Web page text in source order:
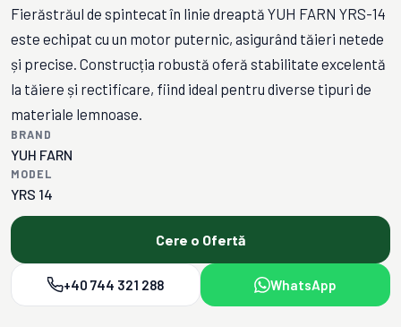
Fierăstrăul de spintecat în linie dreaptă YUH FARN YRS-14
este echipat cu un motor puternic, asigurând tăieri netede
și precise. Construcția robustă oferă stabilitate excelentă
la tăiere și rectificare, fiind ideal pentru diverse tipuri de
materiale lemnoase.
BRAND
YUH FARN
MODEL
YRS 14
Cere o Ofertă
+40 744 321 288 WhatsApp